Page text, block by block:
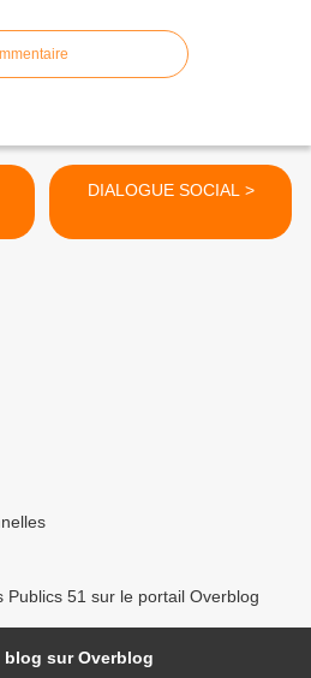
DIALOGUE SOCIAL >
Publics 51 sur le portail Overblog
blog sur Overblog